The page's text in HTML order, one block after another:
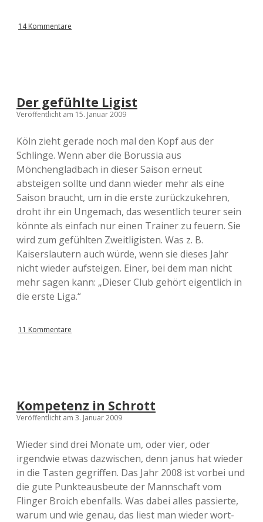
14 Kommentare
Der gefühlte Ligist
Veröffentlicht am 15. Januar 2009
Köln zieht gerade noch mal den Kopf aus der
Schlinge. Wenn aber die Borussia aus
Mönchengladbach in dieser Saison erneut
absteigen sollte und dann wieder mehr als eine
Saison braucht, um in die erste zurückzukehren,
droht ihr ein Ungemach, das wesentlich teurer sein
könnte als einfach nur einen Trainer zu feuern. Sie
wird zum gefühlten Zweitligisten. Was z. B.
Kaiserslautern auch würde, wenn sie dieses Jahr
nicht wieder aufsteigen. Einer, bei dem man nicht
mehr sagen kann: „Dieser Club gehört eigentlich in
die erste Liga.“
11 Kommentare
Kompetenz in Schrott
Veröffentlicht am 3. Januar 2009
Wieder sind drei Monate um, oder vier, oder
irgendwie etwas dazwischen, denn janus hat wieder
in die Tasten gegriffen. Das Jahr 2008 ist vorbei und
die gute Punkteausbeute der Mannschaft vom
Flinger Broich ebenfalls. Was dabei alles passierte,
warum und wie genau, das liest man wieder wort-